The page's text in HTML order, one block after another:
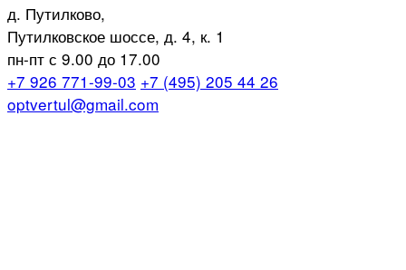
д. Путилково,
Путилковское шоссе, д. 4, к. 1
пн-пт с 9.00 до 17.00
+7 926 771-99-03 +7 (495) 205 44 26
optvertul@gmail.com